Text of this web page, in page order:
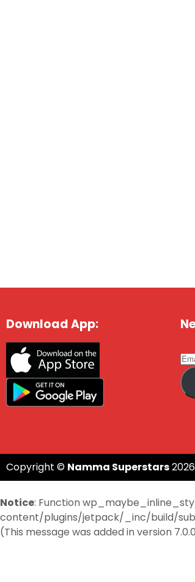
Download App:
Copyright © Namma Superstars
Notice: Function
content/plugins/jetpack/_inc/build/
(This message was added in version